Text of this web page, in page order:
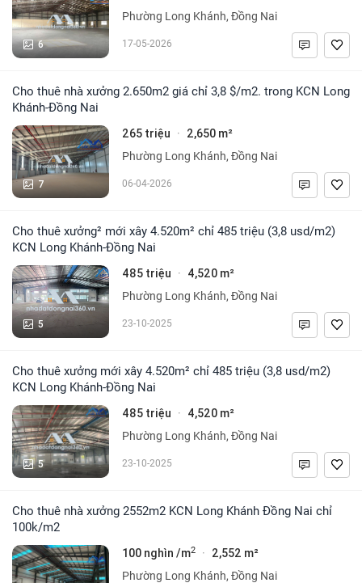
6
Phường Long Khánh, Đồng Nai
17-05-2026
Cho thuê nhà xưởng 2.650m2 giá chỉ 3,8 $/m2. trong KCN Long
Khánh-Đồng Nai
7
265 triệu · 2,650 m²
Phường Long Khánh, Đồng Nai
06-04-2026
Cho thuê xưởng² mới xây 4.520m² chỉ 485 triệu (3,8 usd/m2)
KCN Long Khánh-Đồng Nai
5
485 triệu · 4,520 m²
Phường Long Khánh, Đồng Nai
23-10-2025
Cho thuê xưởng mới xây 4.520m² chỉ 485 triệu (3,8 usd/m2)
KCN Long Khánh-Đồng Nai
5
485 triệu · 4,520 m²
Phường Long Khánh, Đồng Nai
23-10-2025
Cho thuê nhà xưởng 2552m2 KCN Long Khánh Đồng Nai chỉ
100k/m2
100 nghìn /m2 · 2,552 m²
Phường Long Khánh, Đồng Nai